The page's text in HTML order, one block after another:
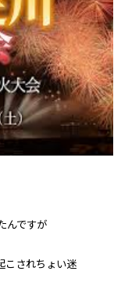
んですが
こされちょい迷